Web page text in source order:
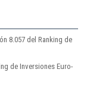
8.057 del Ranking de
de Inversiones Euro-